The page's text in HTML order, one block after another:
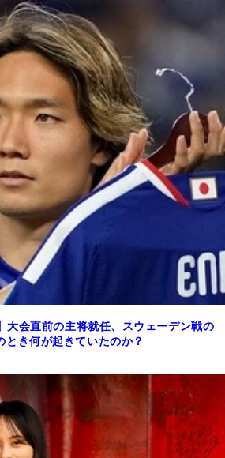
大会直前の主将就任、スウェーデン戦の
き何が起きていたのか？